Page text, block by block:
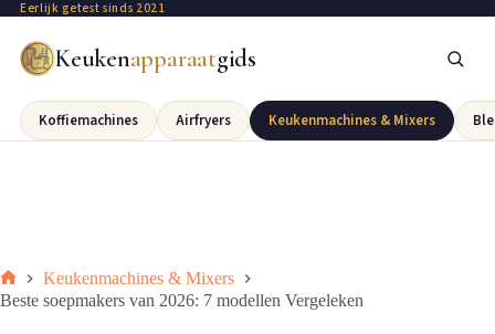
Eerlijk getest sinds 2021
Keukenapparaatgids
Koffiemachines Airfryers Keukenmachines & Mixers
Keukenmachines & Mixers
Beste soepmakers van 2026: 7 modellen Vergeleken